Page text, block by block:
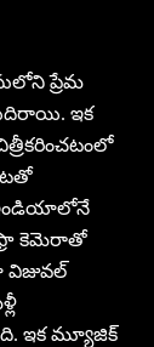
ప్రేమ
ఇక
ఇండియాలోనే
కెమెరాతో
విజువ‌ల్
ఇక మ్యూజిక్